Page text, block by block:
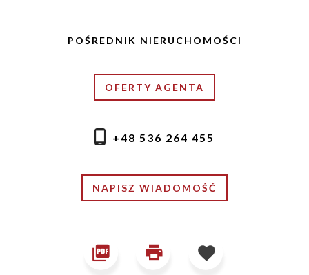
POŚREDNIK NIERUCHOMOŚCI
OFERTY AGENTA
+48 536 264 455
NAPISZ WIADOMOŚĆ